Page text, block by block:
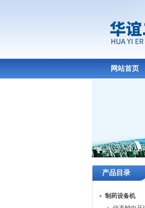
网站首页
产品目录
制药设备机